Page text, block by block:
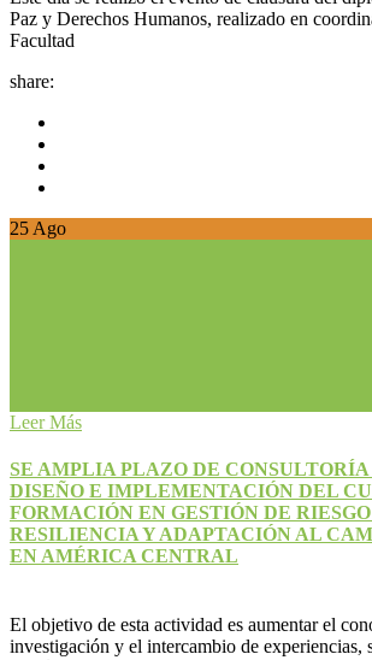
Paz y Derechos Humanos, realizado en
Facultad
share:
25 Ago
Leer Más
SE AMPLIA PLAZO DE
DISEÑO E IMPLEMENTACIÓN DEL
FORMACIÓN EN GESTIÓN DE
RESILIENCIA Y ADAPTACIÓN AL
EN AMÉRICA CENTRAL
El objetivo de esta actividad es aumentar el
investigación y el intercambio de experiencias,